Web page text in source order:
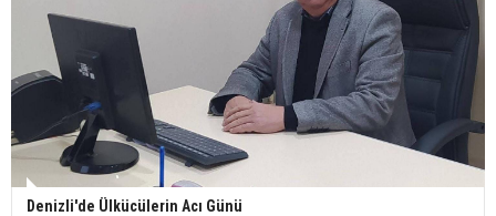
Denizli'de Ülkücülerin Acı Günü